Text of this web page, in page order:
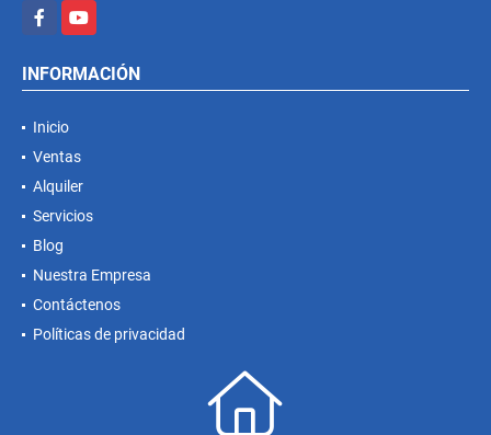
FacebookYouTube
INFORMACIÓN
Inicio
Ventas
Alquiler
Servicios
Blog
Nuestra Empresa
Contáctenos
Políticas de privacidad